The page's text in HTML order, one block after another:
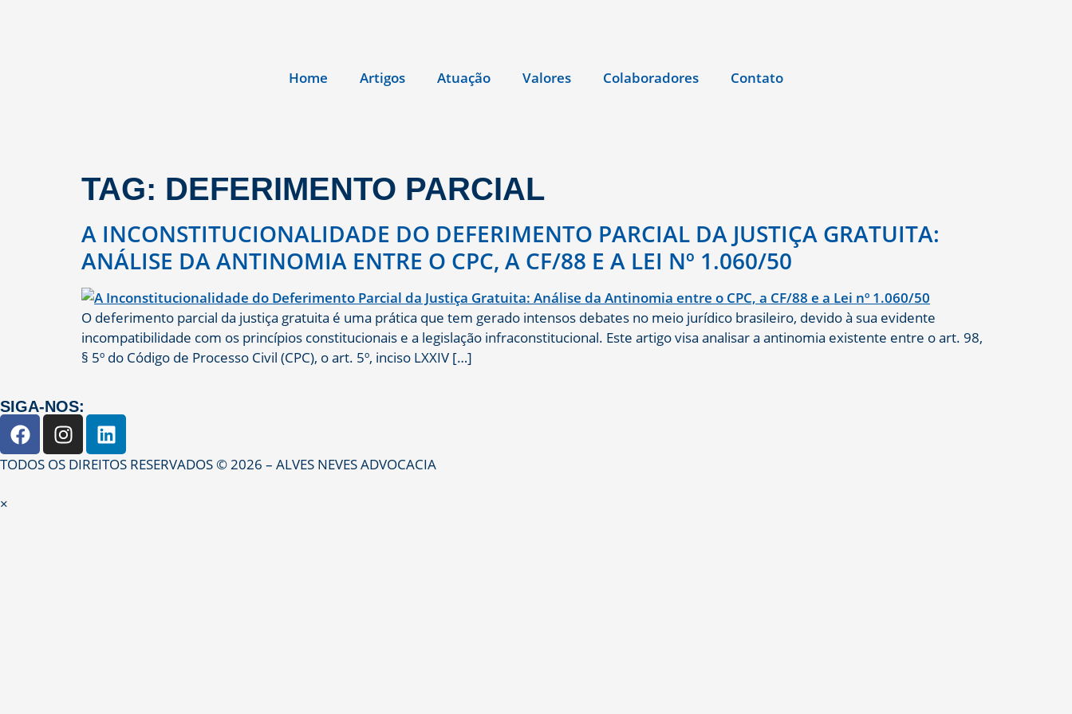
Home Artigos Atuação Valores Colaboradores Contato
TAG: DEFERIMENTO PARCIAL
A INCONSTITUCIONALIDADE DO DEFERIMENTO PARCIAL DA JUSTIÇA GRATUITA:
ANÁLISE DA ANTINOMIA ENTRE O CPC, A CF/88 E A LEI Nº 1.060/50
O deferimento parcial da justiça gratuita é uma prática que tem gerado intensos debates no meio jurídico brasileiro, devido à sua evidente
incompatibilidade com os princípios constitucionais e a legislação infraconstitucional. Este artigo visa analisar a antinomia existente entre o art. 98,
§ 5º do Código de Processo Civil (CPC), o art. 5º, inciso LXXIV […]
SIGA-NOS:
TODOS OS DIREITOS RESERVADOS © 2026 – ALVES NEVES ADVOCACIA
×